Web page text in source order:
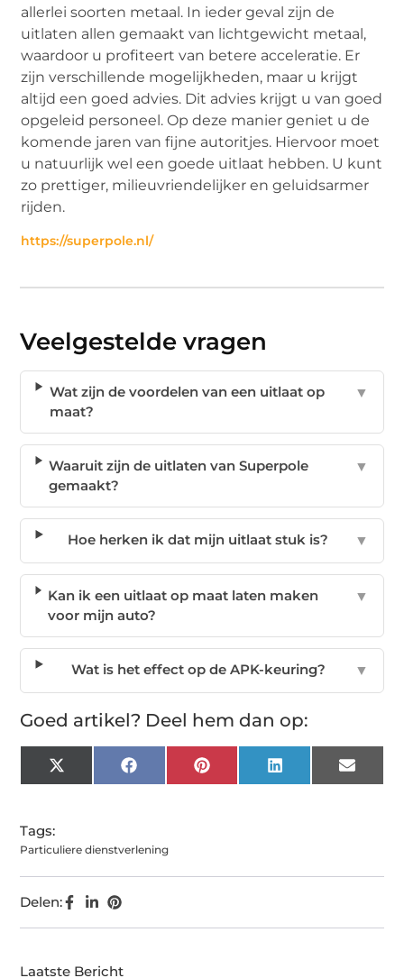
allerlei soorten metaal. In ieder geval zijn de
uitlaten allen gemaakt van lichtgewicht metaal,
waardoor u profiteert van betere acceleratie. Er
zijn verschillende mogelijkheden, maar u krijgt
altijd een goed advies. Dit advies krijgt u van goed
opgeleid personeel. Op deze manier geniet u de
komende jaren van fijne autoritjes. Hiervoor moet
u natuurlijk wel een goede uitlaat hebben. U kunt
zo prettiger, milieuvriendelijker en geluidsarmer
rijden.
https://superpole.nl/
Veelgestelde vragen
Wat zijn de voordelen van een uitlaat op
maat?
▼
Waaruit zijn de uitlaten van Superpole
gemaakt?
▼
Hoe herken ik dat mijn uitlaat stuk is? ▼
Kan ik een uitlaat op maat laten maken
voor mijn auto?
▼
Wat is het effect op de APK-keuring? ▼
Goed artikel? Deel hem dan op:
X
(Twitter)
FacebookPinterest LinkedIn Email
Tags:
Particuliere dienstverlening
Delen:
Laatste Bericht